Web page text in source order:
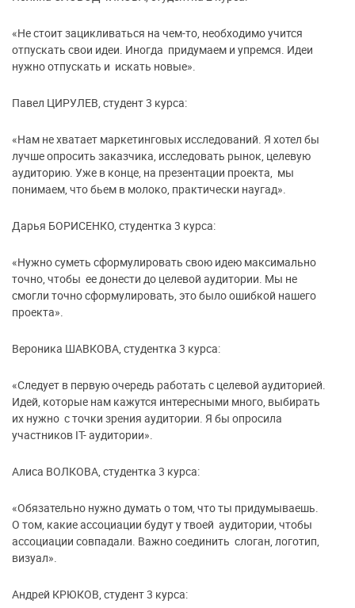
«Не стоит зацикливаться на чем-то, необходимо учится
отпускать свои идеи. Иногда придумаем и упремся. Идеи
нужно отпускать и искать новые».
Павел ЦИРУЛЕВ, студент 3 курса:
«Нам не хватает маркетинговых исследований. Я хотел бы
лучше опросить заказчика, исследовать рынок, целевую
аудиторию. Уже в конце, на презентации проекта, мы
понимаем, что бьем в молоко, практически наугад».
Дарья БОРИСЕНКО, студентка 3 курса:
«Нужно суметь сформулировать свою идею максимально
точно, чтобы ее донести до целевой аудитории. Мы не
смогли точно сформулировать, это было ошибкой нашего
проекта».
Вероника ШАВКОВА, студентка 3 курса:
«Следует в первую очередь работать с целевой аудиторией.
Идей, которые нам кажутся интересными много, выбирать
их нужно с точки зрения аудитории. Я бы опросила
участников IT- аудитории».
Алиса ВОЛКОВА, студентка 3 курса:
«Обязательно нужно думать о том, что ты придумываешь.
О том, какие ассоциации будут у твоей аудитории, чтобы
ассоциации совпадали. Важно соединить слоган, логотип,
визуал».
Андрей КРЮКОВ, студент 3 курса: